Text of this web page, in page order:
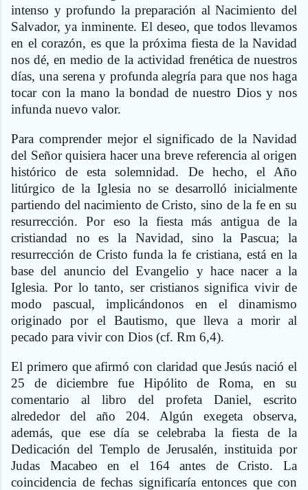
intenso y profundo la preparación al Nacimiento del
Salvador, ya inminente. El deseo, que todos llevamos
en el corazón, es que la próxima fiesta de la Navidad
nos dé, en medio de la actividad frenética de nuestros
días, una serena y profunda alegría para que nos haga
tocar con la mano la bondad de nuestro Dios y nos
infunda nuevo valor.
Para comprender mejor el significado de la Navidad
del Señor quisiera hacer una breve referencia al origen
histórico de esta solemnidad. De hecho, el Año
litúrgico de la Iglesia no se desarrolló inicialmente
partiendo del nacimiento de Cristo, sino de la fe en su
resurrección. Por eso la fiesta más antigua de la
cristiandad no es la Navidad, sino la Pascua; la
resurrección de Cristo funda la fe cristiana, está en la
base del anuncio del Evangelio y hace nacer a la
Iglesia. Por lo tanto, ser cristianos significa vivir de
modo pascual, implicándonos en el dinamismo
originado por el Bautismo, que lleva a morir al
pecado para vivir con Dios (cf. Rm 6,4).
El primero que afirmó con claridad que Jesús nació el
25 de diciembre fue Hipólito de Roma, en su
comentario al libro del profeta Daniel, escrito
alrededor del año 204. Algún exegeta observa,
además, que ese día se celebraba la fiesta de la
Dedicación del Templo de Jerusalén, instituida por
Judas Macabeo en el 164 antes de Cristo. La
coincidencia de fechas significaría entonces que con